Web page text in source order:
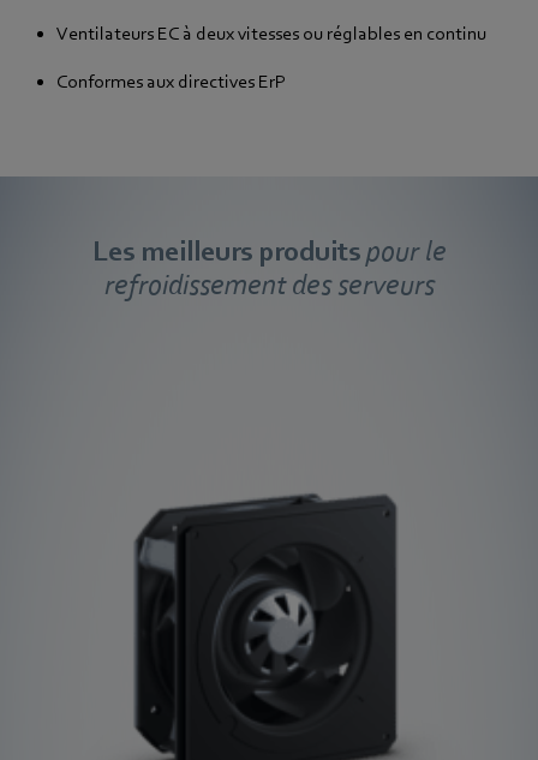
Ventilateurs EC à deux vitesses ou réglables en continu
Conformes aux directives ErP
Les meilleurs produitspour le
refroidissement des serveurs